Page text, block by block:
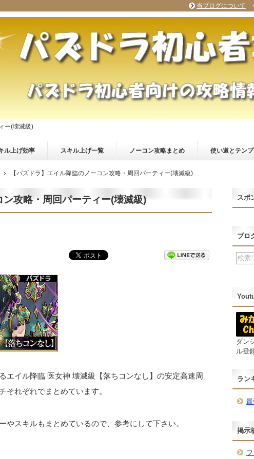
ー(壊滅級)
ル上げ効率 スキル上げ一覧 ノーコン攻略まとめ 使い道とテン
【パズドラ】エイル降臨のノーコン攻略・周回パーティー(壊滅級)
攻略・周回パーティー(壊滅級)
エイル降臨 医女神 壊滅級【落ちコンなし】の安定高速周
それぞれでまとめています。
スキルもまとめているので、参考にして下さい。
スポ
ブロ
ダン
ル登
ラン
掲示
当ブログについて